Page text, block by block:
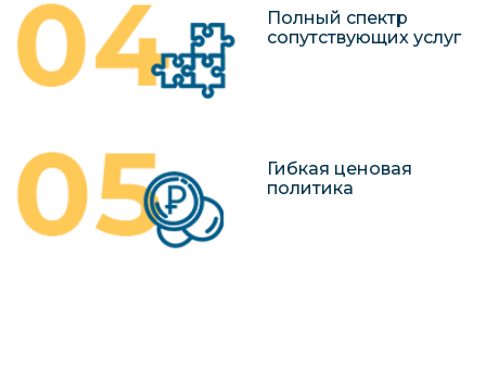
Полный спектр
сопутствующих услуг
Гибкая ценовая
политика